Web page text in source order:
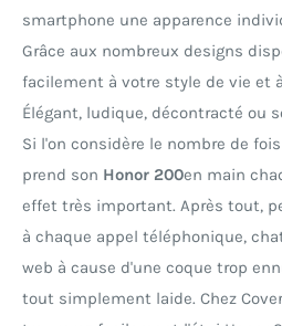
smartphone une apparence
Grâce aux nombreux designs
facilement à votre style de vie et
Élégant, ludique, décontracté ou
Si l'on considère le nombre de
prend son Honor 200en main
effet très important. Après tout,
à chaque appel téléphonique,
web à cause d'une coque trop
tout simplement laide. Chez